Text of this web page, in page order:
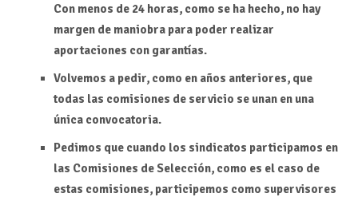
Con menos de 24 horas, como se ha hecho, no hay
margen de maniobra para poder realizar
aportaciones con garantías.
Volvemos a pedir, como en años anteriores, que
todas las comisiones de servicio se unan en una
única convocatoria.
Pedimos que cuando los sindicatos participamos en
las Comisiones de Selección, como es el caso de
estas comisiones, participemos como supervisores